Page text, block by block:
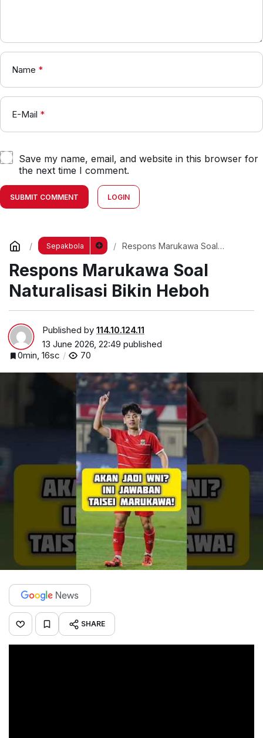
Name *
E-Mail *
Save my name, email, and website in this browser for
the next time I comment.
SUBMIT COMMENT LOGIN
Sepakbola
Respons Marukawa Soal
Respons Marukawa Soal
Naturalisasi Bikin Heboh
Published by 114.10.124.11
13 June 2026, 22:49 published
0min, 16sc
70
SHARE